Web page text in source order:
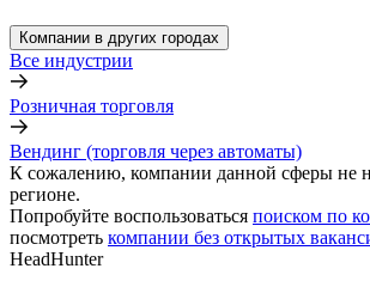
Компании в других городах
Все индустрии
Розничная торговля
Вендинг (торговля через автоматы)
К сожалению, компании данной сферы не
регионе.
Попробуйте воспользоваться поиском по
посмотреть компании без открытых
HeadHunter